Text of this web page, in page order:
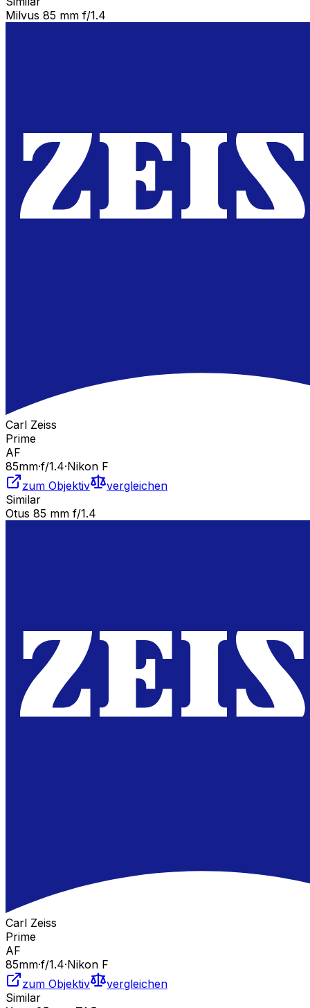
Milvus 85 mm f/1.4
Carl Zeiss
Prime
AF
85mm·f/1.4·Nikon F
zum Objektiv
vergleichen
Similar
Otus 85 mm f/1.4
Carl Zeiss
Prime
AF
85mm·f/1.4·Nikon F
zum Objektiv
vergleichen
Similar